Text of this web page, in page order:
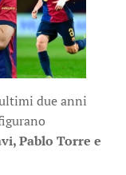
due anni
Pablo Torre e